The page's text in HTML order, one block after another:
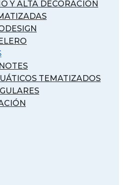
Y ALTA DECORACIÓN
TEMATIZADOS